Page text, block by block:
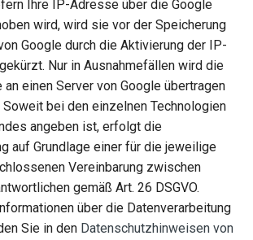
Ihre IP-Adresse über die Google
wird, wird sie vor der Speicherung
Google durch die Aktivierung der IP-
Nur in Ausnahmefällen wird die
einen Server von Google übertragen
bei den einzelnen Technologien
angeben ist, erfolgt die
auf Grundlage einer für die jeweilige
Vereinbarung zwischen
gemäß Art. 26 DSGVO.
über die Datenverarbeitung
Sie in den Datenschutzhinweisen von